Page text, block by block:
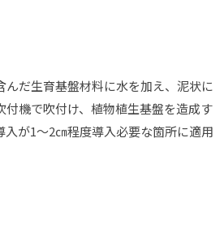
だ生育基盤材料に水を加え、泥状に
付機で吹付け、植物植生基盤を造成す
が1～2㎝程度導入必要な箇所に適用